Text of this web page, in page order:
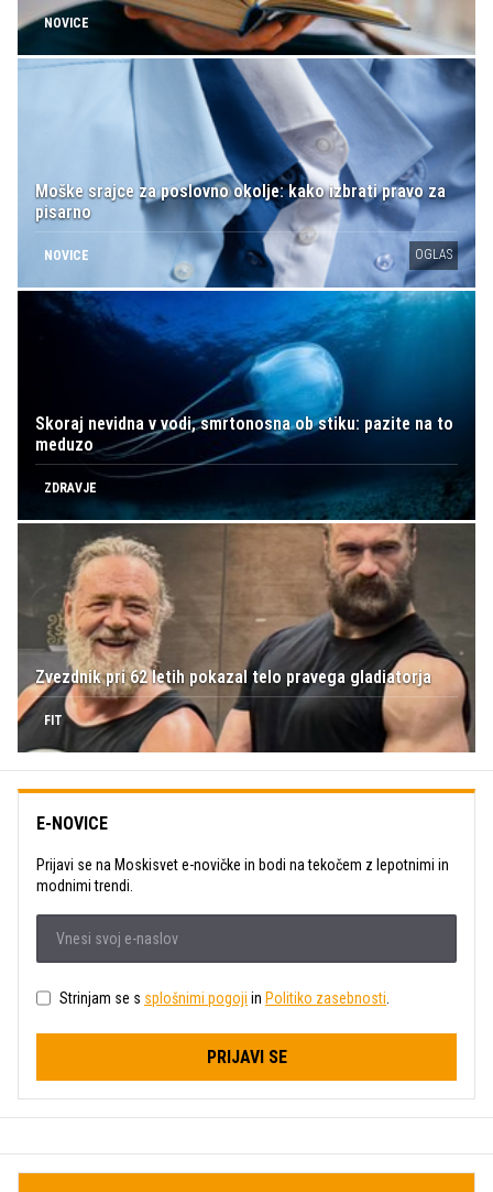
NOVICE
Moške srajce za poslovno okolje: kako izbrati pravo za
pisarno
NOVICE OGLAS
Skoraj nevidna v vodi, smrtonosna ob stiku: pazite na to
meduzo
ZDRAVJE
Zvezdnik pri 62 letih pokazal telo pravega gladiatorja
FIT
E-NOVICE
Prijavi se na Moskisvet e-novičke in bodi na tekočem z lepotnimi in
modnimi trendi.
Strinjam se s splošnimi pogoji in Politiko zasebnosti
PRIJAVI SE